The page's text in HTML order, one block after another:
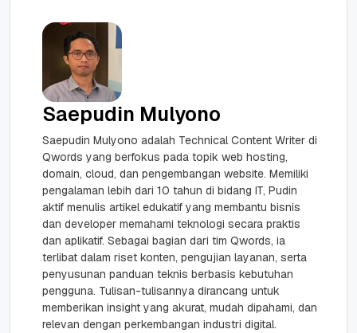
Saepudin Mulyono
Saepudin Mulyono adalah Technical Content Writer di
Qwords yang berfokus pada topik web hosting,
domain, cloud, dan pengembangan website. Memiliki
pengalaman lebih dari 10 tahun di bidang IT, Pudin
aktif menulis artikel edukatif yang membantu bisnis
dan developer memahami teknologi secara praktis
dan aplikatif. Sebagai bagian dari tim Qwords, ia
terlibat dalam riset konten, pengujian layanan, serta
penyusunan panduan teknis berbasis kebutuhan
pengguna. Tulisan-tulisannya dirancang untuk
memberikan insight yang akurat, mudah dipahami, dan
relevan dengan perkembangan industri digital.